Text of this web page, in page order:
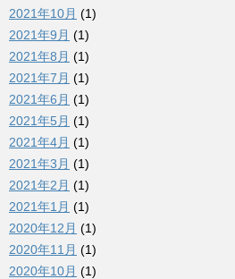
2021年10月 (1)
2021年9月 (1)
2021年8月 (1)
2021年7月 (1)
2021年6月 (1)
2021年5月 (1)
2021年4月 (1)
2021年3月 (1)
2021年2月 (1)
2021年1月 (1)
2020年12月 (1)
2020年11月 (1)
2020年10月 (1)